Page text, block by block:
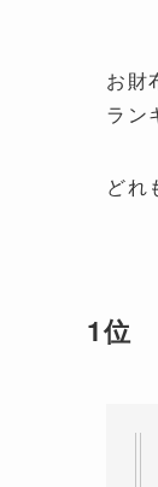
お財
ラン
どれ
1位